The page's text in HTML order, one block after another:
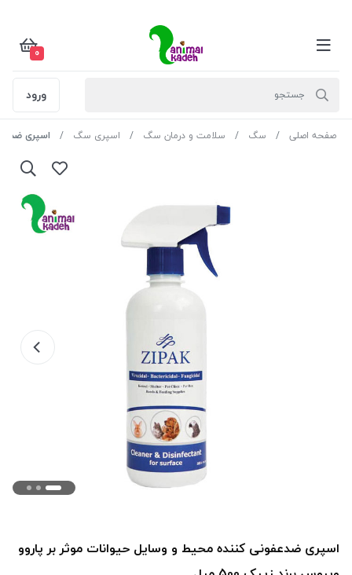
0
ورود
صفحه اصلی سگ سلامت و درمان سگ اسپری سگ اسپری
اسپری ضدعفونی کننده محیط و وسایل حیوانات موثر بر پاروو